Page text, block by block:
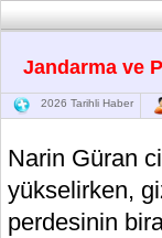
Jandarma ve
2026 Tarihli Haber
Narin Güran
yükselirken,
perdesinin